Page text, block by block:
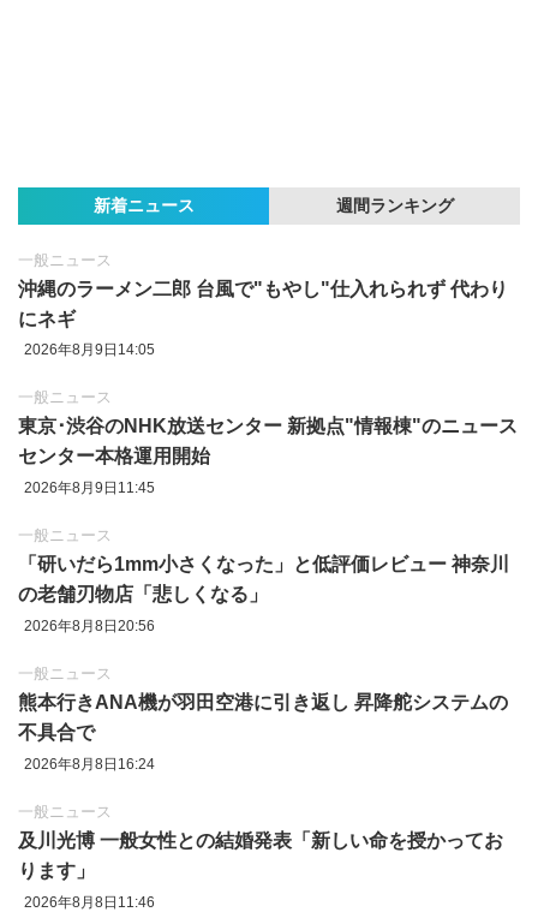
新着ニュース 週間ランキング
一般ニュース
沖縄のラーメン二郎 台風で"もやし"仕入れられず 代わり
にネギ
2026年8月9日14:05
一般ニュース
東京‪･‬渋谷のNHK放送センター 新拠点"情報棟"のニュース
センター本格運用開始
2026年8月9日11:45
一般ニュース
「研いだら1mm小さくなった」と低評価レビュー 神奈川
の老舗刃物店「悲しくなる」
2026年8月8日20:56
一般ニュース
熊本行きANA機が羽田空港に引き返し 昇降舵システムの
不具合で
2026年8月8日16:24
一般ニュース
及川光博 一般女性との結婚発表「新しい命を授かってお
ります」
2026年8月8日11:46